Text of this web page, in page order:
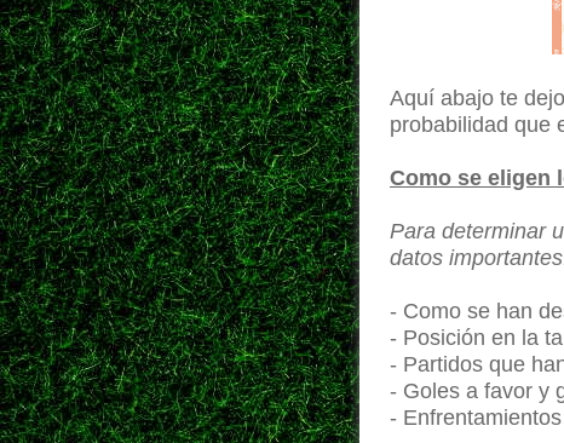
Aquí abajo te
probabilidad que
Como se eligen
Para determinar
datos
- Como se han
- Posición en la
- Partidos que
- Goles a favor y
-